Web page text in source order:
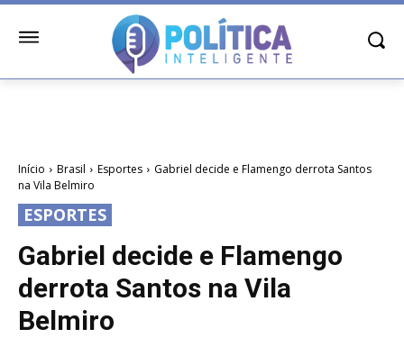
Início Brasil Esportes
Gabriel decide e Flamengo derrota Santos
na Vila Belmiro
ESPORTES
Gabriel decide e Flamengo
derrota Santos na Vila
Belmiro